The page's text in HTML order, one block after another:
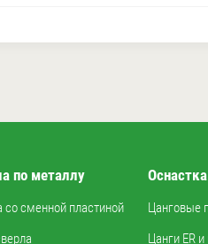
по металлу
со сменной пластиной
Оснастка
Цанговые
Цанги ER